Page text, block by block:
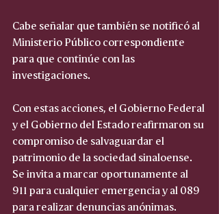
Cabe señalar que también se notificó al
Ministerio Público correspondiente
para que continúe con las
investigaciones.
Con estas acciones, el Gobierno Federal
y el Gobierno del Estado reafirmaron su
compromiso de salvaguardar el
patrimonio de la sociedad sinaloense.
Se invita a marcar oportunamente al
911 para cualquier emergencia y al 089
para realizar denuncias anónimas.